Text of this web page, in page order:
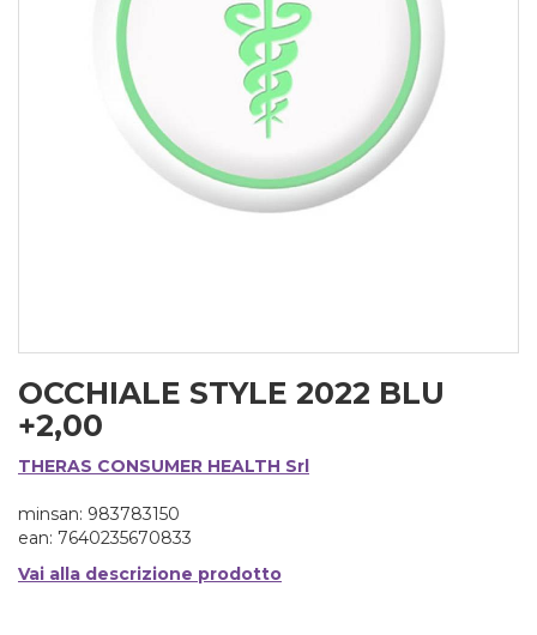
OCCHIALE STYLE 2022 BLU
+2,00
THERAS CONSUMER HEALTH Srl
minsan: 983783150
ean: 7640235670833
Vai alla descrizione prodotto